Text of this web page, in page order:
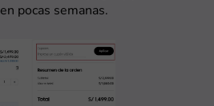
pocas semanas.